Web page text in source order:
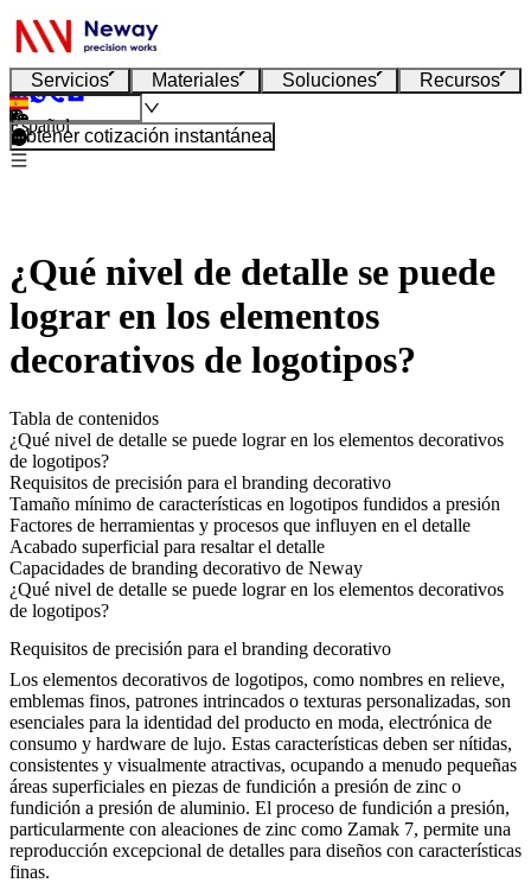
Servicios Materiales Soluciones Recursos
Español
Obtener cotización instantánea
¿Qué nivel de detalle se puede
lograr en los elementos
decorativos de logotipos?
Tabla de contenidos
¿Qué nivel de detalle se puede lograr en los elementos decorativos
de logotipos?
Requisitos de precisión para el branding decorativo
Tamaño mínimo de características en logotipos fundidos a presión
Factores de herramientas y procesos que influyen en el detalle
Acabado superficial para resaltar el detalle
Capacidades de branding decorativo de Neway
¿Qué nivel de detalle se puede lograr en los elementos decorativos
de logotipos?
Requisitos de precisión para el branding decorativo
Los elementos decorativos de logotipos, como nombres en relieve,
emblemas finos, patrones intrincados o texturas personalizadas, son
esenciales para la identidad del producto en moda, electrónica de
consumo y hardware de lujo. Estas características deben ser nítidas,
consistentes y visualmente atractivas, ocupando a menudo pequeñas
áreas superficiales en piezas de fundición a presión de zinc o
fundición a presión de aluminio. El proceso de fundición a presión,
particularmente con aleaciones de zinc como Zamak 7, permite una
reproducción excepcional de detalles para diseños con características
finas.